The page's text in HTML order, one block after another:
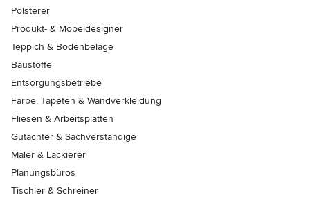
Polsterer
Produkt- & Möbeldesigner
Teppich & Bodenbeläge
Baustoffe
Entsorgungsbetriebe
Farbe, Tapeten & Wandverkleidung
Fliesen & Arbeitsplatten
Gutachter & Sachverständige
Maler & Lackierer
Planungsbüros
Tischler & Schreiner